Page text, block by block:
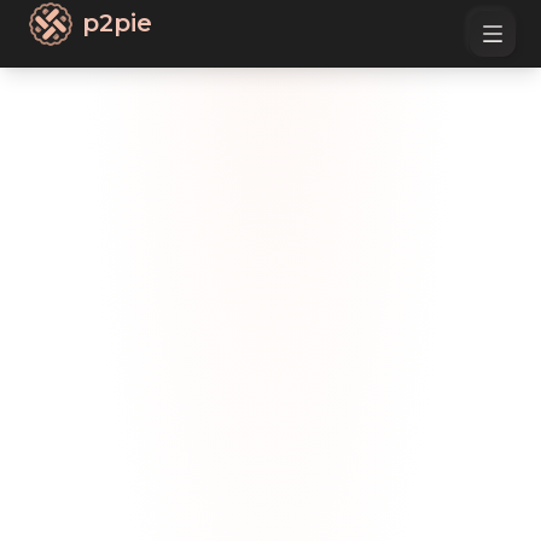
p2pie